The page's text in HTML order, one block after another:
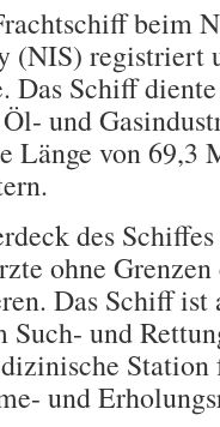
beim
(NIS) registriert
Das Schiff
und
Länge von 69,3
des
ohne
Das Schiff ist
und
und